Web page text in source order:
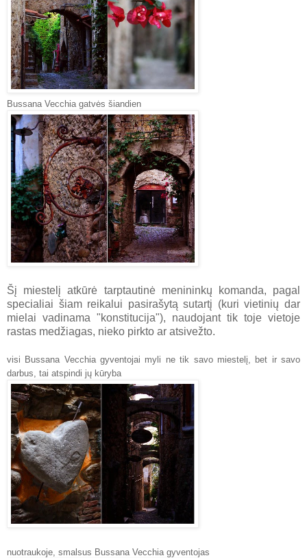
Bussana Vecchia gatvės šiandien
Šį miestelį atkūrė tarptautinė menininkų komanda, pagal
specialiai šiam reikalui pasirašytą sutartį (kuri vietinių dar
mielai vadinama "konstitucija"), naudojant tik toje vietoje
rastas medžiagas, nieko pirkto ar atsivežto.
visi Bussana Vecchia gyventojai myli ne tik savo miestelį, bet ir savo
darbus, tai atspindi jų kūryba
nuotraukoje, smalsus Bussana Vecchia gyventojas